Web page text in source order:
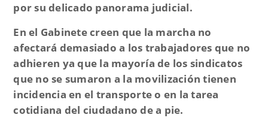
por su delicado panorama judicial.
En el Gabinete creen que la marcha no
afectará demasiado a los trabajadores que no
adhieren ya que la mayoría de los sindicatos
que no se sumaron a la movilización tienen
incidencia en el transporte o en la tarea
cotidiana del ciudadano de a pie.